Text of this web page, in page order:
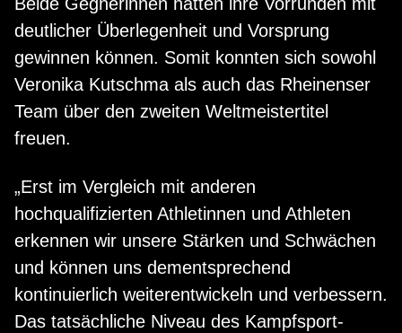
deutlicher Überlegenheit und Vorsprung
gewinnen können. Somit konnten sich sowohl
Veronika Kutschma als auch das Rheinenser
Team über den zweiten Weltmeistertitel
freuen.
„Erst im Vergleich mit anderen
hochqualifizierten Athletinnen und Athleten
erkennen wir unsere Stärken und Schwächen
und können uns dementsprechend
kontinuierlich weiterentwickeln und verbessern.
Das tatsächliche Niveau des Kampfsport-